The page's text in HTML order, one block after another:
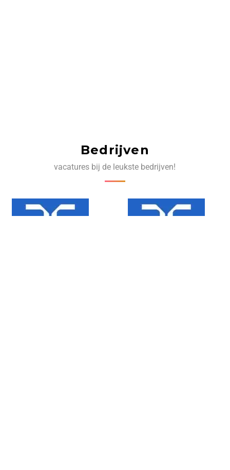
Bedrijven
vacatures bij de leukste bedrijven!